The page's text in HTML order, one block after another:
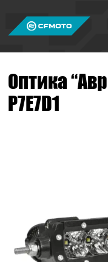
Оптика
P7E7D1